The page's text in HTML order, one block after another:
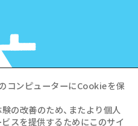
コンピューターにCookieを保
の改善のため、またより個人
スを提供するためにこのサイ